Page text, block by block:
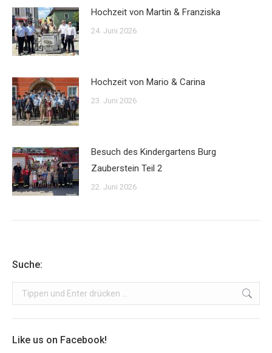
Hochzeit von Martin & Franziska
24. Juni 2026
Hochzeit von Mario & Carina
23. Juni 2026
Besuch des Kindergartens Burg
Zauberstein Teil 2
22. Juni 2026
Suche:
Search:
Like us on Facebook!